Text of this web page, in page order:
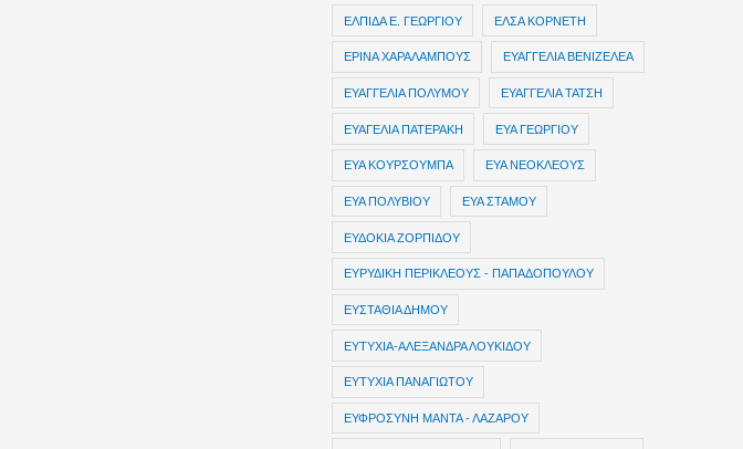
ΕΛΠΙΔΑ Ε. ΓΕΩΡΓΙΟΥ ΕΛΣΑ ΚΟΡΝΕΤΗ
ΕΡΙΝΑ ΧΑΡΑΛΑΜΠΟΥΣ ΕΥΑΓΓΕΛΙΑ ΒΕΝΙΖΕΛΕΑ
ΕΥΑΓΓΕΛΙΑ ΠΟΛΥΜΟΥ ΕΥΑΓΓΕΛΙΑ ΤΑΤΣΗ
ΕΥΑΓΕΛΙΑ ΠΑΤΕΡΑΚΗ ΕΥΑ ΓΕΩΡΓΙΟΥ
ΕΥΑ ΚΟΥΡΣΟΥΜΠΑ ΕΥΑ ΝΕΟΚΛΕΟΥΣ
ΕΥΑ ΠΟΛΥΒΙΟΥ ΕΥΑ ΣΤΑΜΟΥ
ΕΥΔΟΚΙΑ ΖΟΡΠΙΔΟΥ
ΕΥΡΥΔΙΚΗ ΠΕΡΙΚΛΕΟΥΣ - ΠΑΠΑΔΟΠΟΥΛΟΥ
ΕΥΣΤΑΘΙΑ ΔΗΜΟΥ
ΕΥΤΥΧΙΑ-ΑΛΕΞΑΝΔΡΑ ΛΟΥΚΙΔΟΥ
ΕΥΤΥΧΙΑ ΠΑΝΑΓΙΩΤΟΥ
ΕΥΦΡΟΣΥΝΗ ΜΑΝΤΑ - ΛΑΖΑΡΟΥ